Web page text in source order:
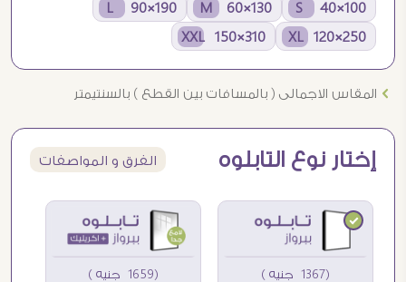
100×40 S
130×60 M
190×90 L
250×120 XL
310×150 XXL
Ö المقاس الاجمالى ( بالمسافات بين القطع ) بالسنتيمتر
إختار نوع التابلوه الفرق و المواصفات
(1367 جنيه ) (1659 جنيه )